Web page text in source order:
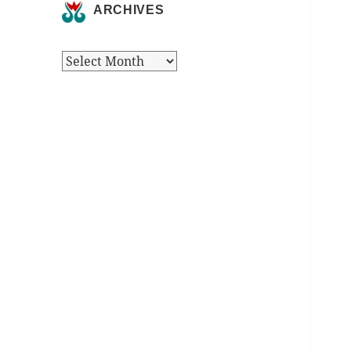
ARCHIVES
Archives